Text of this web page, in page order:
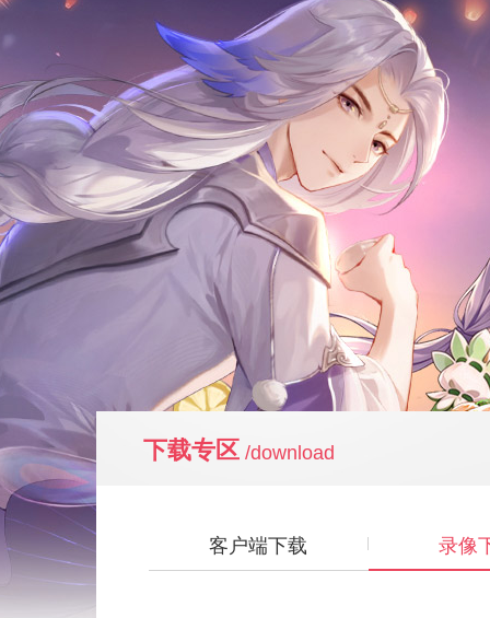
下载专区 /download
客户端下载 录像